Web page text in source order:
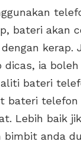
bateri akan
kerap.
dicas, ia boleh
bateri
bateri
Lebih baik
bimbit anda